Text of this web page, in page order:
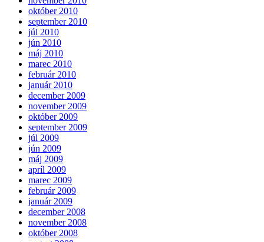
október 2010
september 2010
júl 2010
jún 2010
máj 2010
marec 2010
február 2010
január 2010
december 2009
november 2009
október 2009
september 2009
júl 2009
jún 2009
máj 2009
apríl 2009
marec 2009
február 2009
január 2009
december 2008
november 2008
október 2008